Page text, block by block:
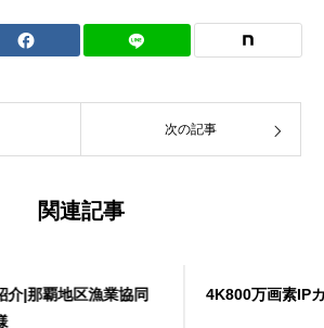
次の記事
関連記事
協同
4K800万画素IPカメラ再入荷